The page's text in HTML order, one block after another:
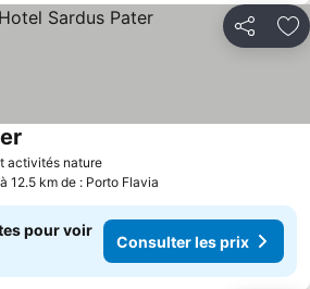
Partager
activités natureConsulter les prix
à 12.5 km de : Porto Flavia
pour voir
Consulter les prix